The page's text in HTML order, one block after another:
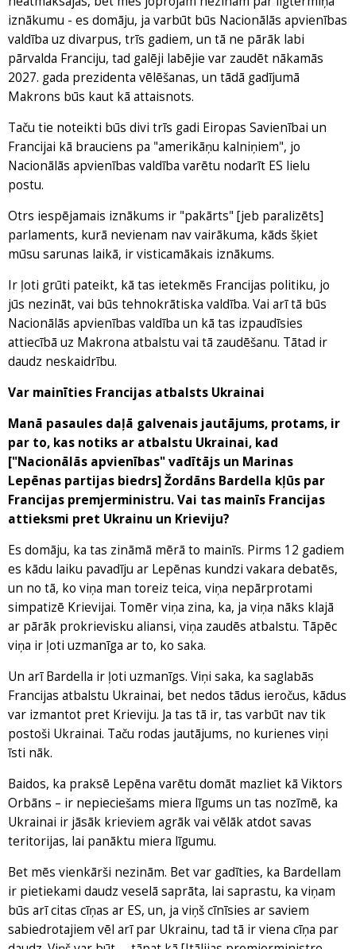
iznākumu - es domāju, ja varbūt būs Nacionālās apvienības
valdība uz divarpus, trīs gadiem, un tā ne pārāk labi
pārvalda Franciju, tad galēji labējie var zaudēt nākamās
2027. gada prezidenta vēlēšanas, un tādā gadījumā
Makrons būs kaut kā attaisnots.
Taču tie noteikti būs divi trīs gadi Eiropas Savienībai un
Francijai kā brauciens pa "amerikāņu kalniņiem", jo
Nacionālās apvienības valdība varētu nodarīt ES lielu
postu.
Otrs iespējamais iznākums ir "pakārts" [jeb paralizēts]
parlaments, kurā nevienam nav vairākuma, kāds šķiet
mūsu sarunas laikā, ir visticamākais iznākums.
Ir ļoti grūti pateikt, kā tas ietekmēs Francijas politiku, jo
jūs nezināt, vai būs tehnokrātiska valdība. Vai arī tā būs
Nacionālās apvienības valdība un kā tas izpaudīsies
attiecībā uz Makrona atbalstu vai tā zaudēšanu. Tātad ir
daudz neskaidrību.
Var mainīties Francijas atbalsts Ukrainai
Manā pasaules daļā galvenais jautājums, protams, ir
par to, kas notiks ar atbalstu Ukrainai, kad
["Nacionālās apvienības" vadītājs un Marinas
Lepēnas partijas biedrs] Žordāns Bardella kļūs par
Francijas premjerministru. Vai tas mainīs Francijas
attieksmi pret Ukrainu un Krieviju?
Es domāju, ka tas zināmā mērā to mainīs. Pirms 12 gadiem
es kādu laiku pavadīju ar Lepēnas kundzi vakara debatēs,
un no tā, ko viņa man toreiz teica, viņa nepārprotami
simpatizē Krievijai. Tomēr viņa zina, ka, ja viņa nāks klajā
ar pārāk prokrievisku aliansi, viņa zaudēs atbalstu. Tāpēc
viņa ir ļoti uzmanīga ar to, ko saka.
Un arī Bardella ir ļoti uzmanīgs. Viņi saka, ka saglabās
Francijas atbalstu Ukrainai, bet nedos tādus ieročus, kādus
var izmantot pret Krieviju. Ja tas tā ir, tas varbūt nav tik
postoši Ukrainai. Taču rodas jautājums, no kurienes viņi
īsti nāk.
Baidos, ka praksē Lepēna varētu domāt mazliet kā Viktors
Orbāns – ir nepieciešams miera līgums un tas nozīmē, ka
Ukrainai ir jāsāk krieviem agrāk vai vēlāk atdot savas
teritorijas, lai panāktu miera līgumu.
Bet mēs vienkārši nezinām. Bet var gadīties, ka Bardellam
ir pietiekami daudz veselā saprāta, lai saprastu, ka viņam
būs arī citas cīņas ar ES, un, ja viņš cīnīsies ar saviem
sabiedrotajiem vēl arī par Ukrainu, tad tā ir viena cīņa par